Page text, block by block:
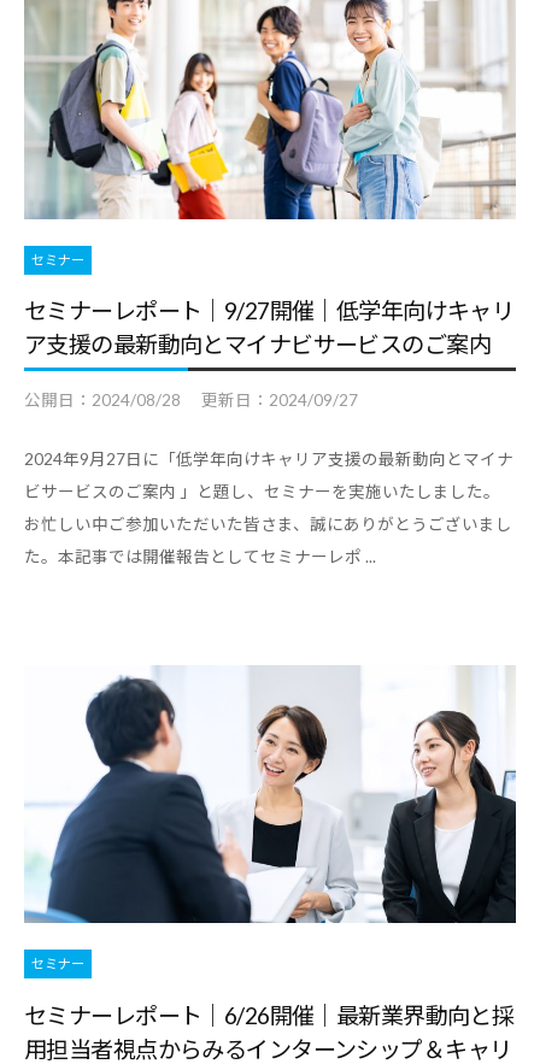
セミナー
セミナーレポート｜9/27開催｜低学年向けキャリ
ア支援の最新動向とマイナビサービスのご案内
公開日： 2024/08/28 更新日： 2024/09/27
2024年9月27日に「低学年向けキャリア支援の最新動向とマイナ
ビサービスのご案内 」と題し、セミナーを実施いたしました。
お忙しい中ご参加いただいた皆さま、誠にありがとうございまし
た。本記事では開催報告としてセミナーレポ ...
セミナー
セミナーレポート｜6/26開催｜最新業界動向と採
用担当者視点からみるインターンシップ＆キャリ